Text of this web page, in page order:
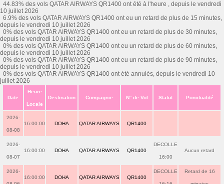
44.83% des vols QATAR AIRWAYS QR1400 ont été à l'heure , depuis le vendredi
10 juillet 2026
6.9% des vols QATAR AIRWAYS QR1400 ont eu un retard de plus de 15 minutes,
depuis le vendredi 10 juillet 2026
0% des vols QATAR AIRWAYS QR1400 ont eu un retard de plus de 30 minutes,
depuis le vendredi 10 juillet 2026
0% des vols QATAR AIRWAYS QR1400 ont eu un retard de plus de 60 minutes,
depuis le vendredi 10 juillet 2026
0% des vols QATAR AIRWAYS QR1400 ont eu un retard de plus de 90 minutes,
depuis le vendredi 10 juillet 2026
0% des vols QATAR AIRWAYS QR1400 ont été annulés, depuis le vendredi 10
juillet 2026
Date
Heure
Locale
Destination Compagnie N° de Vol Statut Ponctualité
2026-
08-08
16:00:00 DOHA QATAR AIRWAYS QR1400
2026-
08-07
16:00:00 DOHA QATAR AIRWAYS QR1400
DECOLLE
16:00
Aucun retard
2026-
16:00:00 DOHA QATAR AIRWAYS QR1400
DECOLLE Retard de 16